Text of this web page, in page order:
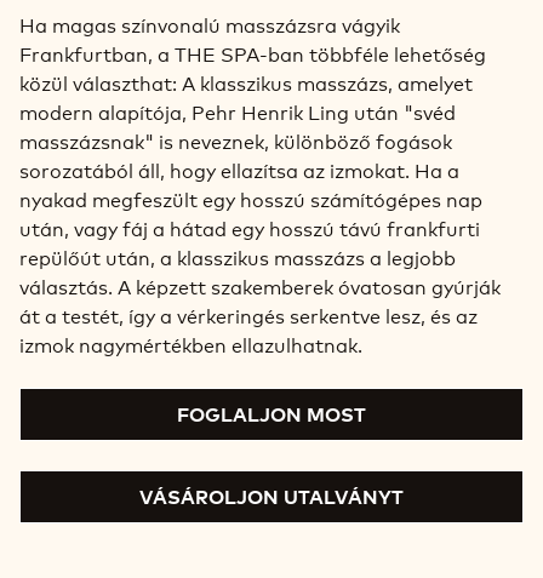
Ha magas színvonalú masszázsra vágyik
Frankfurtban, a THE SPA-ban többféle lehetőség
közül választhat: A klasszikus masszázs, amelyet
modern alapítója, Pehr Henrik Ling után "svéd
masszázsnak" is neveznek, különböző fogások
sorozatából áll, hogy ellazítsa az izmokat. Ha a
nyakad megfeszült egy hosszú számítógépes nap
után, vagy fáj a hátad egy hosszú távú frankfurti
repülőút után, a klasszikus masszázs a legjobb
választás. A képzett szakemberek óvatosan gyúrják
át a testét, így a vérkeringés serkentve lesz, és az
izmok nagymértékben ellazulhatnak.
FOGLALJON MOST
VÁSÁROLJON UTALVÁNYT